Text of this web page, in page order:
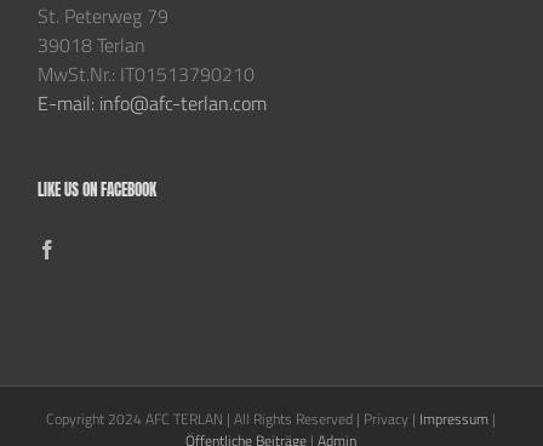
St. Peterweg 79
39018 Terlan
MwSt.Nr.: IT01513790210
E-mail: info@afc-terlan.com
LIKE US ON FACEBOOK
Copyright 2024 AFC TERLAN | All Rights Reserved | Privacy | Impressum |
Öffentliche Beiträge |Admin